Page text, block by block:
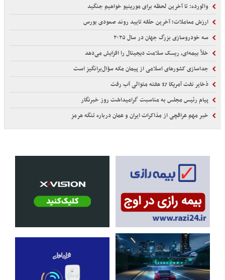
والورده: تا آخرین لحظه برای مورینیو خواهیم جنگید
ارزش معاملات؛ آخرین حلقه تایید روند صعودی بورس
سه خودروسازی بزرگ جهان در سال ۲۰۲۵
خلأ بیمه‌ای، ریسک سلامت دیجیتال را افزایش می‌دهد
جداسازی کشورهای اسلامی از پیمان مکه سؤال‌برانگیز است
ذخایر نفت آمریکا 17 هفته متوالی آب رفت
پیام رئیس مجلس به مناسبت گرامیداشت روز خبرنگار
خبر مهم عراقچی از مذاکرات ایران و عمان درباره تنگه هرمز